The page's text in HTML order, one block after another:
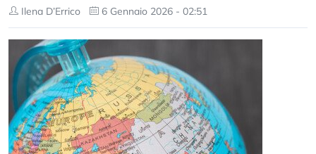
Ilena D’Errico 6 Gennaio 2026 - 02:51